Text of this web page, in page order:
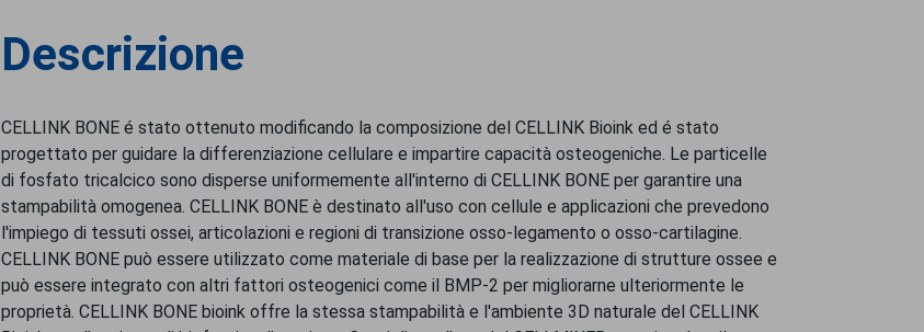
Descrizione
CELLINK BONE é stato ottenuto modificando la composizione del CELLINK Bioink ed é stato
progettato per guidare la differenziazione cellulare e impartire capacità osteogeniche. Le particelle
di fosfato tricalcico sono disperse uniformemente all'interno di CELLINK BONE per garantire una
stampabilità omogenea. CELLINK BONE è destinato all'uso con cellule e applicazioni che prevedono
l'impiego di tessuti ossei, articolazioni e regioni di transizione osso-legamento o osso-cartilagine.
CELLINK BONE può essere utilizzato come materiale di base per la realizzazione di strutture ossee e
può essere integrato con altri fattori osteogenici come il BMP-2 per migliorarne ulteriormente le
proprietà. CELLINK BONE bioink offre la stessa stampabilità e l'ambiente 3D naturale del CELLINK